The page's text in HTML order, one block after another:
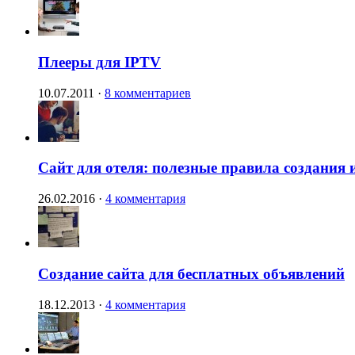
Плееры для IPTV
10.07.2011 · 8 комментариев
Сайт для отеля: полезные правила создания
26.02.2016 · 4 комментария
Создание сайта для бесплатных объявлений
18.12.2013 · 4 комментария